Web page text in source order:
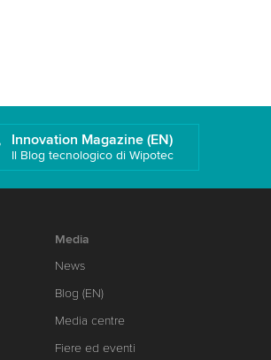
Innovation Magazine (EN)
Il Blog tecnologico di Wipotec
Media
News
Blog (EN)
Media centre
Fiere ed eventi